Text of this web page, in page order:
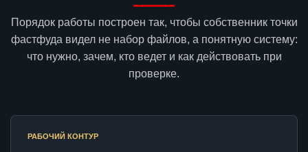
Порядок работы построен так, чтобы собственник точки
фастфуда видел не набор файлов, а понятную систему:
что нужно, зачем, кто ведет и как действовать при
проверке.
РАБОЧИЙ КОНТУР